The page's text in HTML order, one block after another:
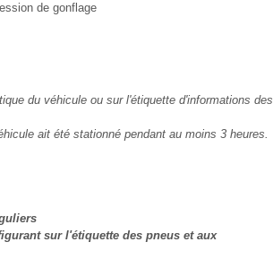
de gonflage
du véhicule ou sur l'étiquette d'informations des
ait été stationné pendant au moins 3 heures.
sur l'étiquette des pneus et aux